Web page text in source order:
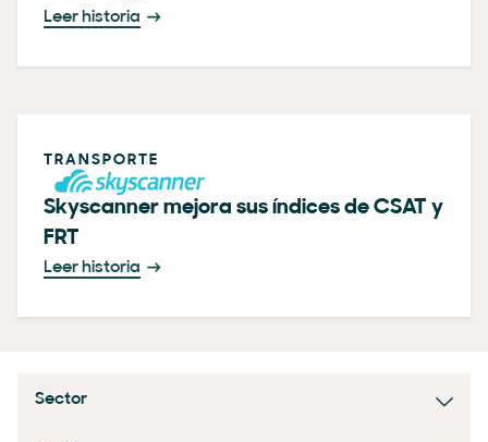
Leer historia
TRANSPORTE
Skyscanner mejora sus índices de CSAT y
FRT
Leer historia
Sector